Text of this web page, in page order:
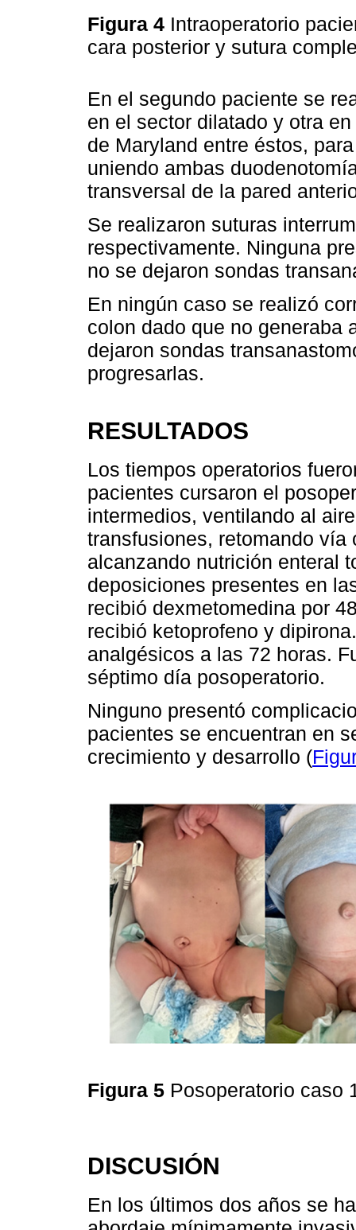
Figura 4 Intraoperatorio
cara posterior y sutura
En el segundo paciente se
en el sector dilatado y otra
de Maryland entre éstos,
uniendo ambas
transversal de la pared
Se realizaron suturas
respectivamente. Ninguna
no se dejaron sondas
En ningún caso se realizó
colon dado que no generaba
dejaron sondas
progresarlas.
RESULTADOS
Los tiempos operatorios
pacientes cursaron el
intermedios, ventilando al
transfusiones, retomando vía
alcanzando nutrición enteral
deposiciones presentes en
recibió dexmetomedina por
recibió ketoprofeno y
analgésicos a las 72 horas.
séptimo día posoperatorio.
Ninguno presentó
pacientes se encuentran en
crecimiento y desarrollo (
Figura 5 Posoperatorio caso
DISCUSIÓN
En los últimos dos años se